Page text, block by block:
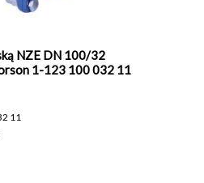
NZE DN 100/32
1-123 100 032 11
11